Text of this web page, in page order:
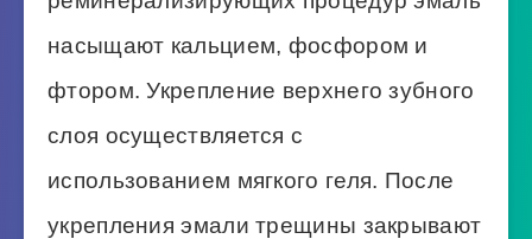
насыщают кальцием, фосфором и
фтором. Укрепление верхнего зубного
слоя осуществляется с
использованием мягкого геля. После
укрепления эмали трещины закрывают